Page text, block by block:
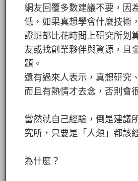
網友回覆多數建議不要，因
低，如果真想學會什麼技術
證班都比花時間上研究所划
友或找創業夥伴與資源，且
題。
還有過來人表示，真想研究
而且有熱情才去念，否則會
當然就自己經驗，倒是建議
究所，只要是「人類」都該
為什麼？